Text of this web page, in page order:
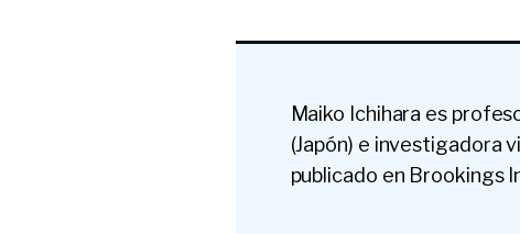
Maiko Ichihara es
(Japón) e investigadora
publicado en Brookings